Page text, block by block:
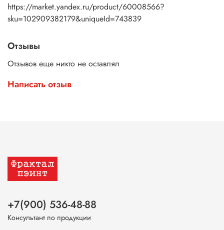
https://market.yandex.ru/product/60008566?
sku=102909382179&uniqueId=743839
Отзывы
Отзывов еще никто не оставлял
Написать отзыв
+7(900) 536-48-88
Консультант по продукции